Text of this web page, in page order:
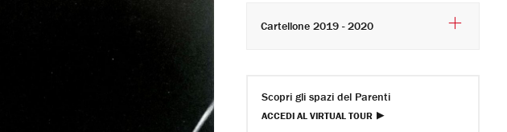
Cartellone 2019 - 2020
Scopri gli spazi del Parenti
ACCEDI AL VIRTUAL TOUR